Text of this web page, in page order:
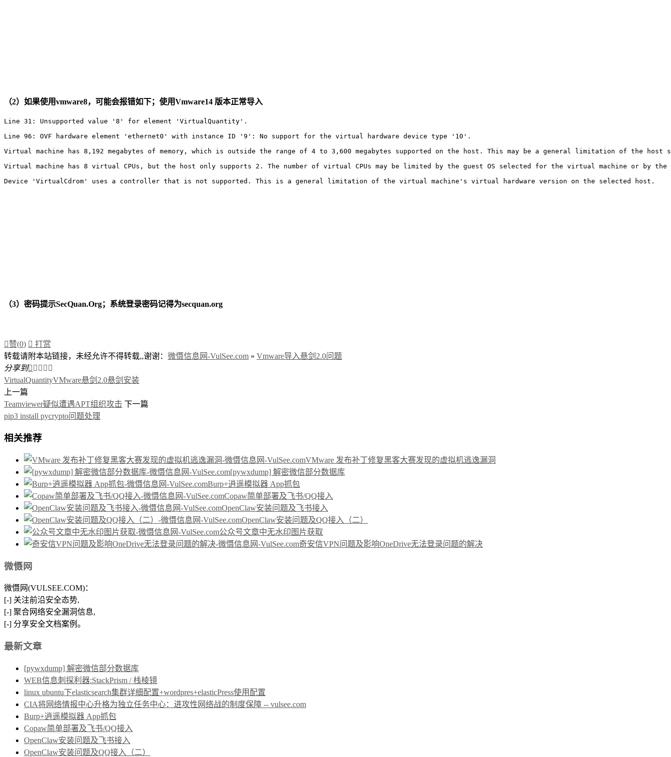
（2）如果使用vmware8，可能会报错如下；使用Vmware14 版本正常导入
Line 31: Unsupported value '8' for element 'VirtualQuantity'.
Line 96: OVF hardware element 'ethernet0' with instance ID '9': No support for the virtual hardware device type '10'.
Virtual machine has 8,192 megabytes of memory, which is outside the range of 4 to 3,600 megabytes supported on the host. This may be a general limitation of the
Virtual machine has 8 virtual CPUs, but the host only supports 2. The number of virtual CPUs may be limited by the guest OS selected for the virtual machine or by
Device 'VirtualCdrom' uses a controller that is not supported. This is a general limitation of the virtual machine's virtual hardware version on the selected host.
（3）密码提示SecQuan.Org；系统登录密码记得为secquan.org
赞(0)  打赏
转载请附本站链接，未经允许不得转载,,谢谢： 微慑信息网-VulSee.com » Vmware导入悬剑2.0问题
分享到    
VirtualQuantityVMware悬剑2.0悬剑安装
上一篇
Teamviewer疑似遭遇APT组织攻击 下一篇
pip3 install pycrypto问题处理
相关推荐
VMware 发布补丁修复黑客大赛发现的虚拟机逃逸漏洞
[pywxdump] 解密微信部分数据库
Burp+逍遥模拟器 App抓包
Copaw简单部署及飞书/QQ接入
OpenClaw安装问题及飞书接入
OpenClaw安装问题及QQ接入（二）
公众号文章中无水印图片获取
奇安信VPN问题及影响OneDrive无法登录问题的解决
微慑网
微慑网(VULSEE.COM)：
[-] 关注前沿安全态势,
[-] 聚合网络安全漏洞信息,
[-] 分享安全文档案例。
最新文章
[pywxdump] 解密微信部分数据库
WEB信息刺探利器:StackPrism / 栈棱镜
linux ubuntu下elasticsearch集群详细配置+wordpres+elasticPress使用配置
CIA将网络情报中心升格为独立任务中心：进攻性网络战的制度保障 -- vulsee.com
Burp+逍遥模拟器 App抓包
Copaw简单部署及飞书/QQ接入
OpenClaw安装问题及飞书接入
OpenClaw安装问题及QQ接入（二）